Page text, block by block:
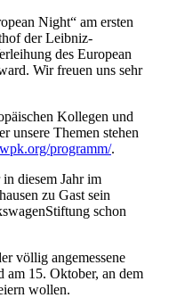
Night“ am ersten
der Leibniz-
des European
Wir freuen uns sehr
Kollegen und
unsere Themen stehen
programm/.
diesem Jahr im
zu Gast sein
schon
völlig angemessene
am 15. Oktober, an dem
wollen.